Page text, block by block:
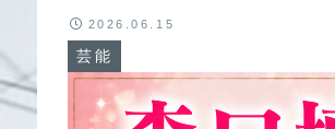
芸能
2026.06.15